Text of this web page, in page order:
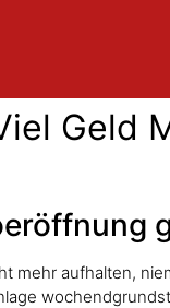
Geld
mehr aufhalten,